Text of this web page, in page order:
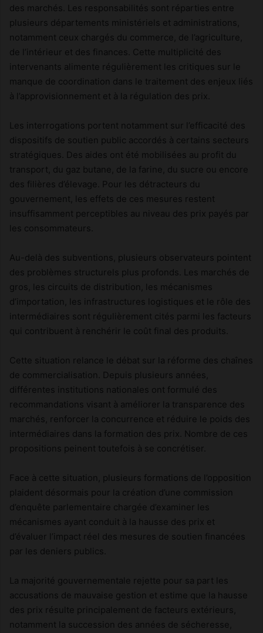
des marchés. Les responsabilités sont réparties entre
plusieurs départements ministériels et administrations,
notamment ceux chargés du commerce, de l’agriculture,
de l’intérieur et des finances. Cette multiplicité des
intervenants alimente régulièrement les critiques sur le
manque de coordination dans le traitement des enjeux liés
à l’approvisionnement et à la régulation des prix.
Les interrogations portent notamment sur l’efficacité des
dispositifs de soutien public accordés à certains secteurs
stratégiques. Des aides ont été mobilisées au profit du
transport, du gaz butane, de la farine, du sucre ou encore
des filières d’élevage. Pour les détracteurs du
gouvernement, les effets de ces mesures restent
insuffisamment perceptibles au niveau des prix payés par
les consommateurs.
Au-delà des subventions, plusieurs observateurs pointent
des problèmes structurels plus profonds. Les marchés de
gros, les circuits de distribution, les mécanismes
d’importation, les infrastructures logistiques et le rôle des
intermédiaires sont régulièrement cités parmi les facteurs
qui contribuent à renchérir le coût final des produits.
Cette situation relance le débat sur la réforme des chaînes
de commercialisation. Depuis plusieurs années,
différentes institutions nationales ont formulé des
recommandations visant à améliorer la transparence des
marchés, renforcer la concurrence et réduire le poids des
intermédiaires dans la formation des prix. Nombre de ces
propositions peinent toutefois à se concrétiser.
Face à cette situation, plusieurs formations de l’opposition
plaident désormais pour la création d’une commission
d’enquête parlementaire chargée d’examiner les
mécanismes ayant conduit à la hausse des prix et
d’évaluer l’impact réel des mesures de soutien financées
par les deniers publics.
La majorité gouvernementale rejette pour sa part les
accusations de mauvaise gestion et estime que la hausse
des prix résulte principalement de facteurs extérieurs,
notamment la succession des années de sécheresse,